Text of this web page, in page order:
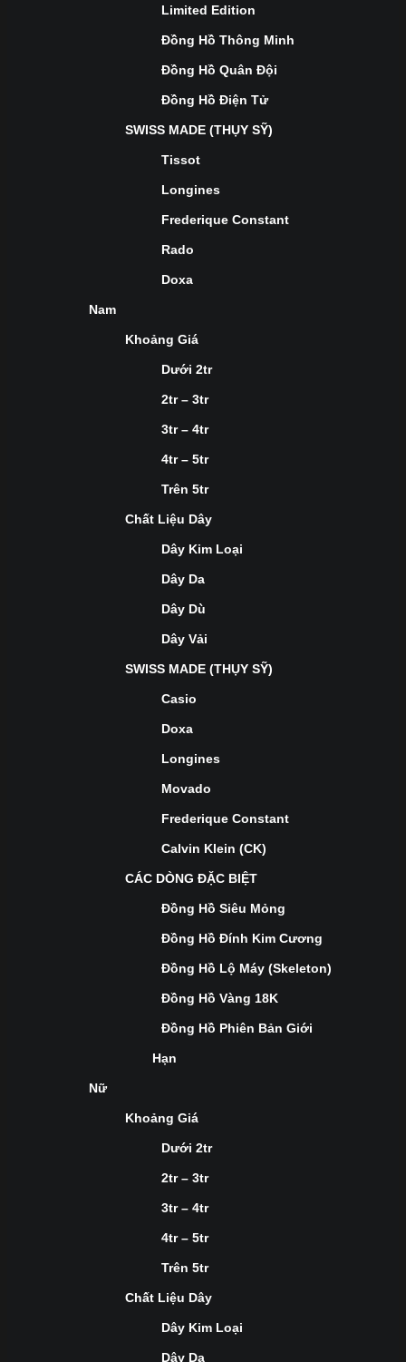
Limited Edition
Đồng Hồ Thông Minh
Đồng Hồ Quân Đội
Đồng Hồ Điện Tử
SWISS MADE (THỤY SỸ)
Tissot
Longines
Frederique Constant
Rado
Doxa
Nam
Khoảng Giá
Dưới 2tr
2tr – 3tr
3tr – 4tr
4tr – 5tr
Trên 5tr
Chất Liệu Dây
Dây Kim Loại
Dây Da
Dây Dù
Dây Vải
SWISS MADE (THỤY SỸ)
Casio
Doxa
Longines
Movado
Frederique Constant
Calvin Klein (CK)
CÁC DÒNG ĐẶC BIỆT
Đồng Hồ Siêu Mỏng
Đồng Hồ Đính Kim Cương
Đồng Hồ Lộ Máy (Skeleton)
Đồng Hồ Vàng 18K
Đồng Hồ Phiên Bản Giới
Hạn
Nữ
Khoảng Giá
Dưới 2tr
2tr – 3tr
3tr – 4tr
4tr – 5tr
Trên 5tr
Chất Liệu Dây
Dây Kim Loại
Dây Da